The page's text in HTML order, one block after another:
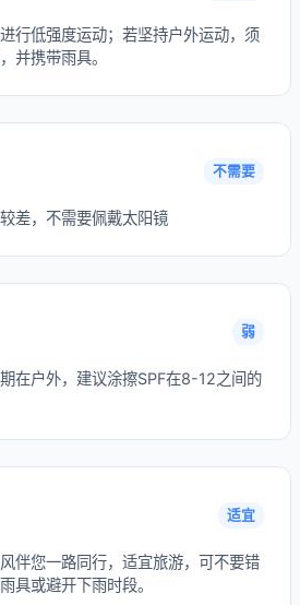
行低强度运动；若坚持户外运动，须
并携带雨具。
不需要
差，不需要佩戴太阳镜
弱
在户外，建议涂擦SPF在8-12之间的
适宜
伴您一路同行，适宜旅游，可不要错
具或避开下雨时段。